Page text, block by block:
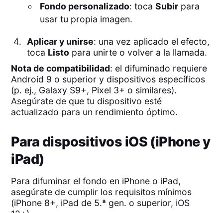
Fondo personalizado: tocaSubir para
usar tu propia imagen.
Aplicar y unirse: una vez aplicado el efecto,
toca Listopara unirte o volver a la llamada.
Nota de compatibilidad: el difuminado requiere
Android 9 o superior y dispositivos específicos
(p. ej., Galaxy S9+, Pixel 3+ o similares).
Asegúrate de que tu dispositivo esté
actualizado para un rendimiento óptimo.
Para dispositivos iOS (iPhone y
iPad)
Para difuminar el fondo en iPhone o iPad,
asegúrate de cumplir los requisitos mínimos
(iPhone 8+, iPad de 5.ª gen. o superior, iOS